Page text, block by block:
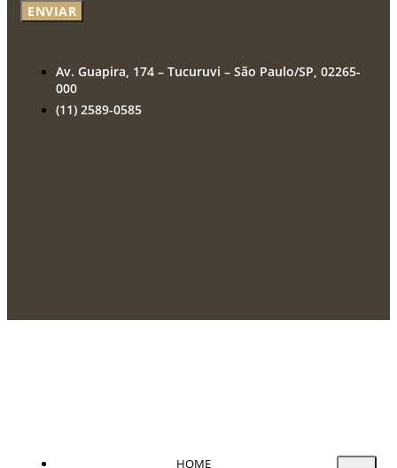
ENVIAR
Av. Guapira, 174 – Tucuruvi – São Paulo/SP, 02265-
000
(11) 2589-0585
HOME